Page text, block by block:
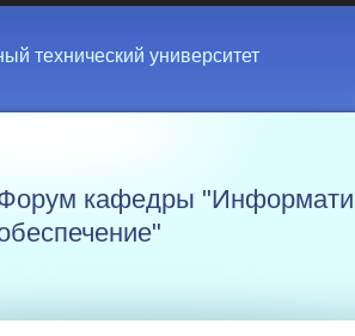
технический университет
кафедры